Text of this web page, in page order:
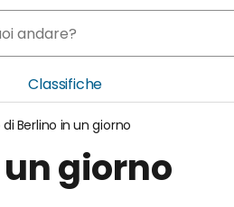
Classifiche
Berlino in un giorno
giorno